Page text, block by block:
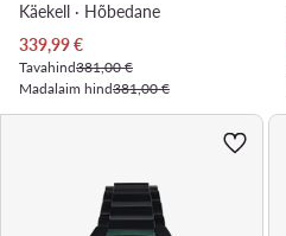
Käekell · Hõbedane
Praegune hind
339,99€
Tavahind381,00 €
Madalaim hind381,00 €